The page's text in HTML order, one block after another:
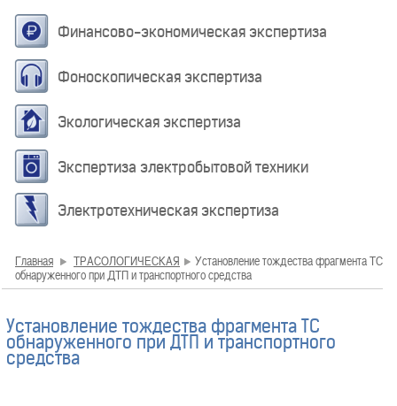
Финансово-экономическая экспертиза
Фоноскопическая экспертиза
Экологическая экспертиза
Экспертиза электробытовой техники
Электротехническая экспертиза
Главная ТРАСОЛОГИЧЕСКАЯ
Установление тождества фрагмента ТС
обнаруженного при ДТП и транспортного средства
Установление тождества фрагмента ТС
обнаруженного при ДТП и транспортного
средства